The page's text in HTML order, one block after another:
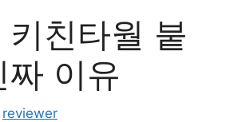
키친타월 붙
짜 이유
reviewer